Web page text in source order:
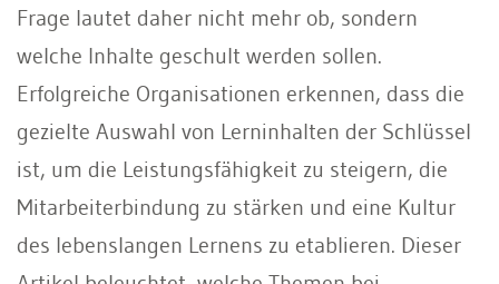
Frage lautet daher nicht mehr ob, sondern
welche Inhalte geschult werden sollen.
Erfolgreiche Organisationen erkennen, dass die
gezielte Auswahl von Lerninhalten der Schlüssel
ist, um die Leistungsfähigkeit zu steigern, die
Mitarbeiterbindung zu stärken und eine Kultur
des lebenslangen Lernens zu etablieren. Dieser